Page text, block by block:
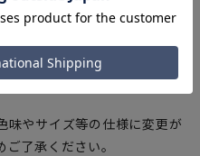
比)
やサイズ等の仕様に変更が
了承ください。